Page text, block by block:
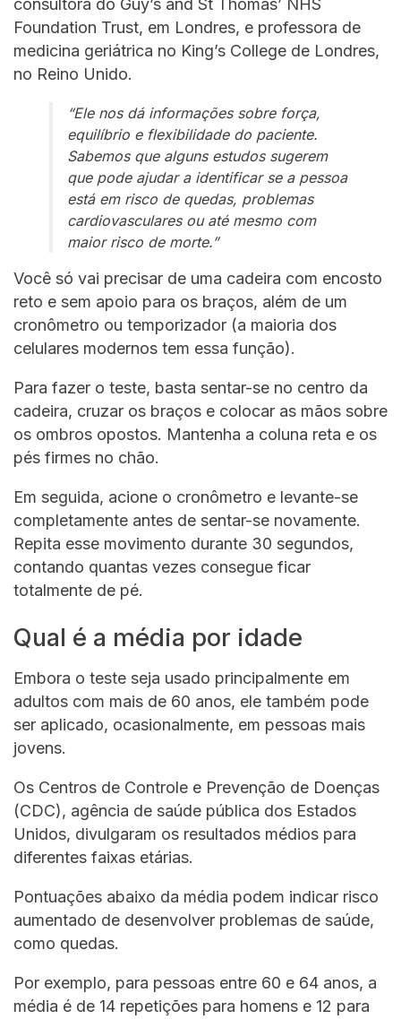
consultora do Guy’s and St Thomas’ NHS
Foundation Trust, em Londres, e professora de
medicina geriátrica no King’s College de Londres,
no Reino Unido.
“Ele nos dá informações sobre força,
equilíbrio e flexibilidade do paciente.
Sabemos que alguns estudos sugerem
que pode ajudar a identificar se a pessoa
está em risco de quedas, problemas
cardiovasculares ou até mesmo com
maior risco de morte.”
Você só vai precisar de uma cadeira com encosto
reto e sem apoio para os braços, além de um
cronômetro ou temporizador (a maioria dos
celulares modernos tem essa função).
Para fazer o teste, basta sentar-se no centro da
cadeira, cruzar os braços e colocar as mãos sobre
os ombros opostos. Mantenha a coluna reta e os
pés firmes no chão.
Em seguida, acione o cronômetro e levante-se
completamente antes de sentar-se novamente.
Repita esse movimento durante 30 segundos,
contando quantas vezes consegue ficar
totalmente de pé.
Qual é a média por idade
Embora o teste seja usado principalmente em
adultos com mais de 60 anos, ele também pode
ser aplicado, ocasionalmente, em pessoas mais
jovens.
Os Centros de Controle e Prevenção de Doenças
(CDC), agência de saúde pública dos Estados
Unidos, divulgaram os resultados médios para
diferentes faixas etárias.
Pontuações abaixo da média podem indicar risco
aumentado de desenvolver problemas de saúde,
como quedas.
Por exemplo, para pessoas entre 60 e 64 anos, a
média é de 14 repetições para homens e 12 para